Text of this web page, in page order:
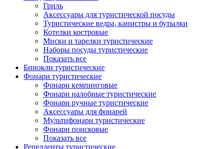
Гриль
Аксессуары для туристической посуды
Туристические ведра, канистры и бутылки
Котелки костровые
Миски и тарелки туристические
Наборы посуды туристические
Показать все
Бинокли туристические
Фонари туристические
Фонари кемпинговые
Фонари налобные туристические
Фонари ручные туристические
Аксессуары для фонарей
Мультифонари туристические
Фонари поисковые
Показать все
Репелленты туристические